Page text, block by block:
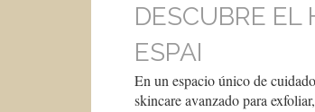
DESCUBRE EL
ESPAI
En un espacio único de
skincare avanzado para